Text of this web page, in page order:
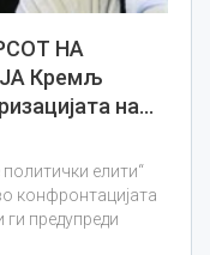
НА
Кремљ
на…
елити“
конфронтацијата
ги предупреди